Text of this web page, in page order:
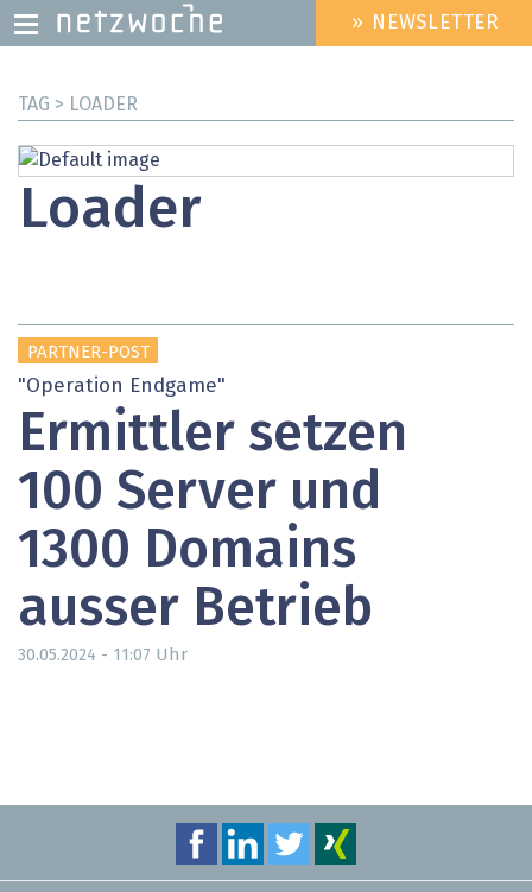
zum
HEADER
MENU
» NEWSLETTER
TAG > LOADER
Loader
PARTNER-POST
"Operation Endgame"
Ermittler setzen
100 Server und
1300 Domains
ausser Betrieb
30.05.2024 - 11:07 Uhr